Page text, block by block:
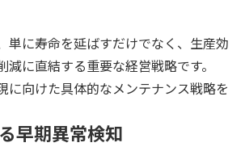
単に寿命を延ばすだけでなく、生産効
に直結する重要な経営戦略です。
に向けた具体的なメンテナンス戦略を
早期異常検知